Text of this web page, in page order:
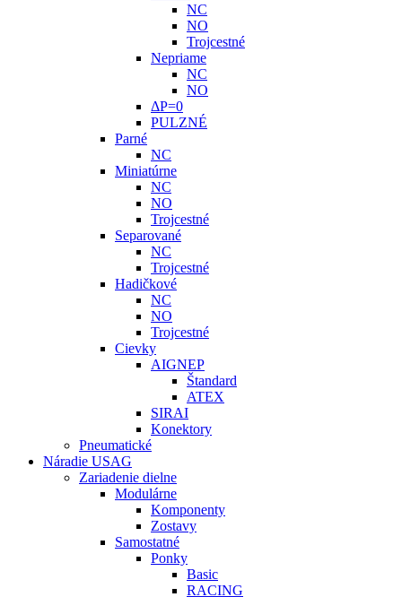
NC
NO
Trojcestné
Nepriame
NC
NO
ΔP=0
PULZNÉ
Parné
NC
Miniatúrne
NC
NO
Trojcestné
Separované
NC
Trojcestné
Hadičkové
NC
NO
Trojcestné
Cievky
AIGNEP
Štandard
ATEX
SIRAI
Konektory
Pneumatické
Náradie USAG
Zariadenie dielne
Modulárne
Komponenty
Zostavy
Samostatné
Ponky
Basic
RACING